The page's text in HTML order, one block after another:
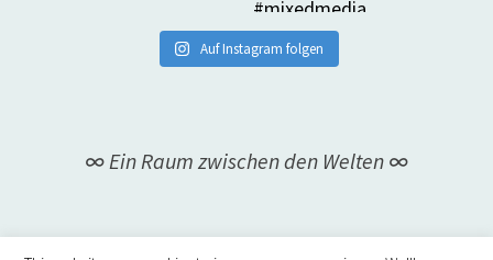
Auf Instagram folgen
∞ Ein Raum zwischen den Welten ∞